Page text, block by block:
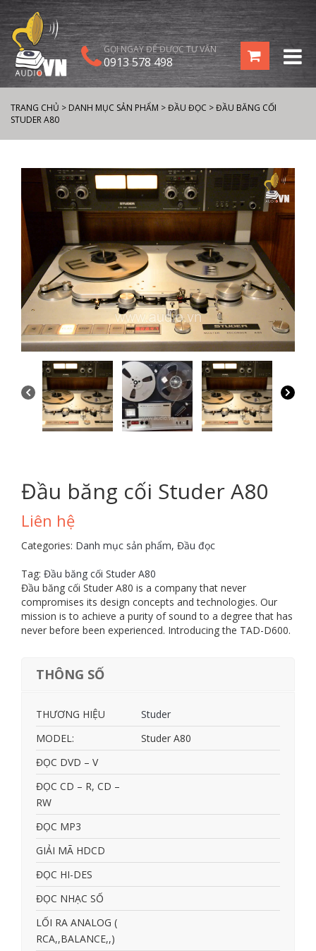
GỌI NGAY ĐỂ ĐƯỢC TƯ VẤN
0913 578 498
TRANG CHỦ > DANH MỤC SẢN PHẨM >ĐẦU ĐỌC >ĐẦU BĂNG CỐI
STUDER A80
Đầu băng cối Studer A80
Liên hệ
Categories: Danh mục sản phẩm, Đầu đọc
Tag: Đầu băng cối Studer A80
Đầu băng cối Studer A80 is a company that never
compromises its design concepts and technologies. Our
mission is to achieve a purity of sound to a degree that has
never before been experienced. Introducing the TAD-D600.
THÔNG SỐ
THƯƠNG HIỆU
Studer
MODEL:
Studer A80
ĐỌC DVD – V
ĐỌC CD – R, CD –
RW
ĐỌC MP3
GIẢI MÃ HDCD
ĐỌC HI-DES
ĐỌC NHẠC SỐ
LỐI RA ANALOG (
RCA,,BALANCE,,)